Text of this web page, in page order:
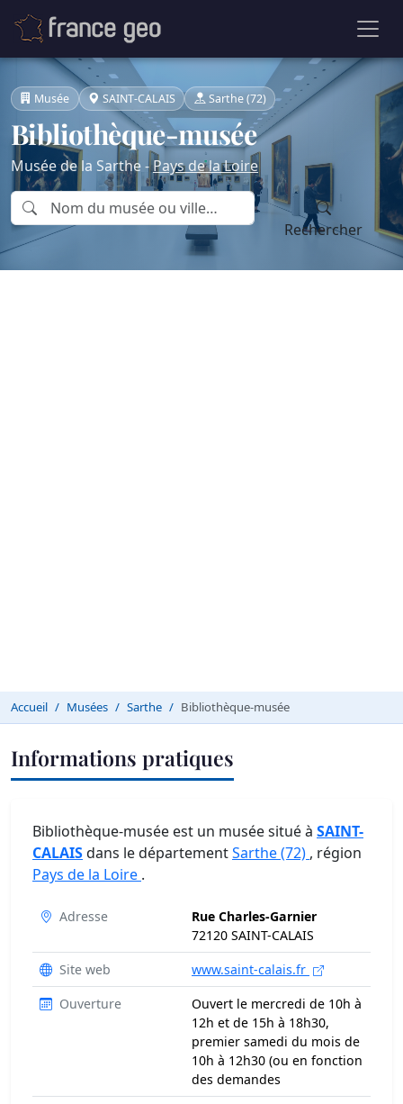
Musée SAINT-CALAIS Sarthe (72)
Bibliothèque-musée
Musée de la Sarthe -Pays de la Loire
Rechercher
Accueil Musées Sarthe Bibliothèque-musée
Informations pratiques
Bibliothèque-musée est un musée situé à SAINT-
CALAISdans le départementSarthe (72) , région
Pays de la Loire .
Adresse
Rue Charles-Garnier
72120 SAINT-CALAIS
Site web
www.saint-calais.fr
Ouverture
Ouvert le mercredi de 10h à
12h et de 15h à 18h30,
premier samedi du mois de
10h à 12h30 (ou en fonction
des demandes